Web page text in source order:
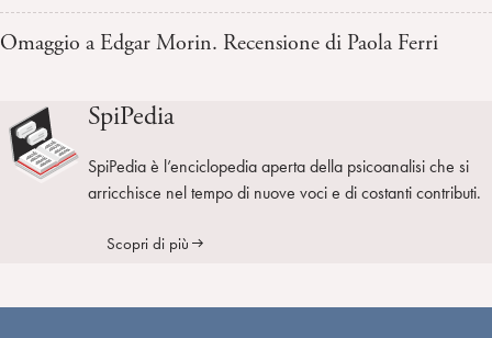
Omaggio a Edgar Morin. Recensione di Paola Ferri
SpiPedia
SpiPedia è l’enciclopedia aperta della psicoanalisi che si
arricchisce nel tempo di nuove voci e di costanti contributi.
Scopri di più